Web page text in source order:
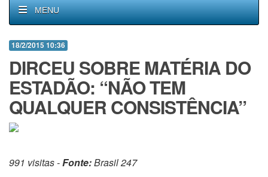
MENU
18/2/2015 10:36
DIRCEU SOBRE MATÉRIA DO
ESTADÃO: “NÃO TEM
QUALQUER CONSISTÊNCIA”
991 visitas -Fonte:Brasil 247